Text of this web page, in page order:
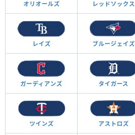
オリオールズ レッドソックス
レイズ ブルージェイズ
ガーディアンズ タイガース
ツインズ アストロズ